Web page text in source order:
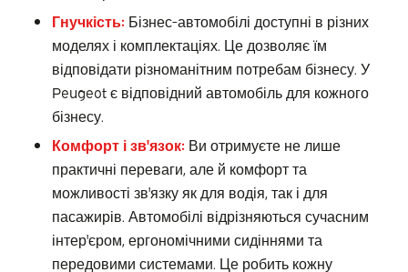
Гнучкість: Бізнес-автомобілі доступні в різних
моделях і комплектаціях. Це дозволяє їм
відповідати різноманітним потребам бізнесу. У
Peugeot є відповідний автомобіль для кожного
бізнесу.
Комфорт і зв'язок: Ви отримуєте не лише
практичні переваги, але й комфорт та
можливості зв'язку як для водія, так і для
пасажирів. Автомобілі відрізняються сучасним
інтер'єром, ергономічними сидіннями та
передовими системами. Це робить кожну